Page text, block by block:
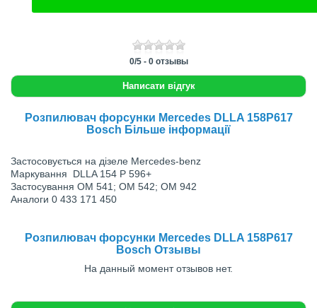
0/5- 0отзывы
Написати відгук
Розпилювач форсунки Mercedes DLLA 158P617
Bosch Більше інформації
Застосовується нa дізeлe Mercedes-benz
Маркування DLLA 154 P 596+
Застосування OM 541; OM 542; OM 942
Аналоги 0 433 171 450
Розпилювач форсунки Mercedes DLLA 158P617
Bosch Отзывы
На данный момент отзывов нет.